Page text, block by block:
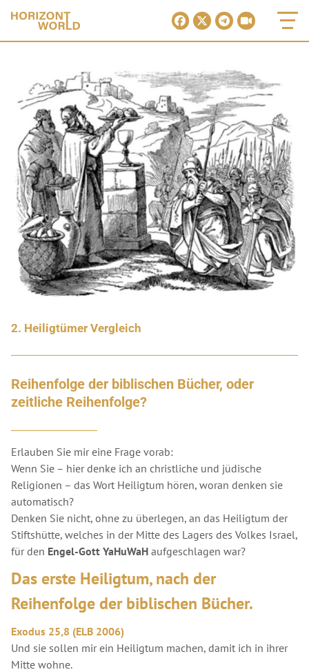
2. Heiligtümer Vergleich
Reihenfolge der biblischen Bücher, oder
zeitliche Reihenfolge?
Erlauben Sie mir eine Frage vorab:
Wenn Sie – hier denke ich an christliche und jüdische
Religionen – das Wort Heiligtum hören, woran denken sie
automatisch?
Denken Sie nicht, ohne zu überlegen, an das Heiligtum der
Stiftshütte, welches in der Mitte des Lagers des Volkes Israel,
für den Engel-Gott YaHuWaH aufgeschlagen war?
Das erste Heiligtum, nach der
Reihenfolge der biblischen Bücher.
Exodus 25,8 (ELB 2006)
Und sie sollen mir ein Heiligtum machen, damit ich in ihrer
Mitte wohne.